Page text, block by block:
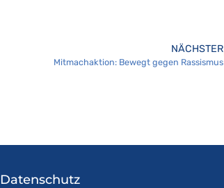
NÄCHSTER
Mitmachaktion: Bewegt gegen Rassismus
Datenschutz